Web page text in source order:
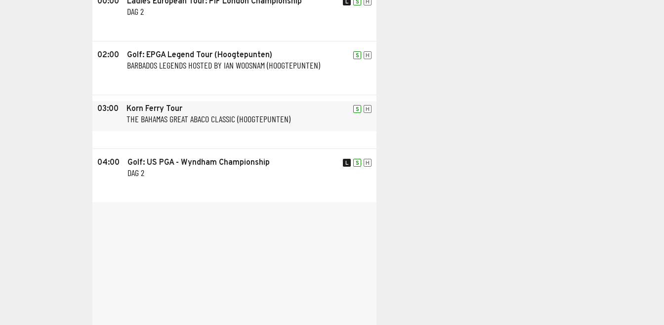
DAG 2
L S H
02:00 Golf: EPGA Legend Tour (Hoogtepunten)
BARBADOS LEGENDS HOSTED BY IAN WOOSNAM (HOOGTEPUNTEN)
S H
03:00 Korn Ferry Tour
THE BAHAMAS GREAT ABACO CLASSIC (HOOGTEPUNTEN)
S H
04:00 Golf: US PGA - Wyndham Championship
DAG 2
L S H